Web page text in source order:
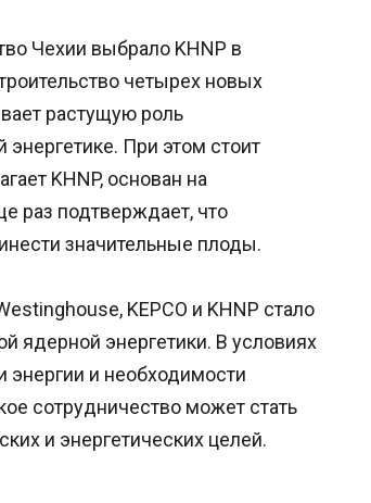
Чехии выбрало KHNP в
четырех новых
растущую роль
При этом стоит
KHNP, основан на
раз подтверждает, что
значительные плоды.
KEPCO и KHNP стало
ядерной энергетики. В условиях
энергии и необходимости
сотрудничество может стать
и энергетических целей.